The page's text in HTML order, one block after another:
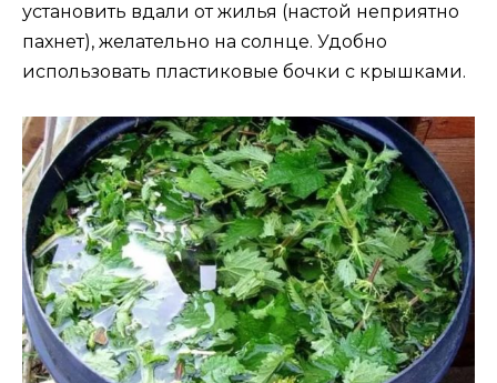
установить вдали от жилья (настой неприятно
пахнет), желательно на солнце. Удобно
использовать пластиковые бочки с крышками.